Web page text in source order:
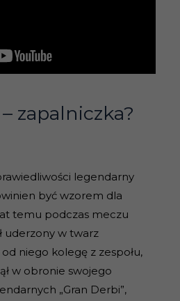
zapalniczka?
legendarny
być wzorem dla
temu podczas meczu
uderzony w twarz
niego kolegę z zespołu,
w obronie swojego
„Gran Derbi”,